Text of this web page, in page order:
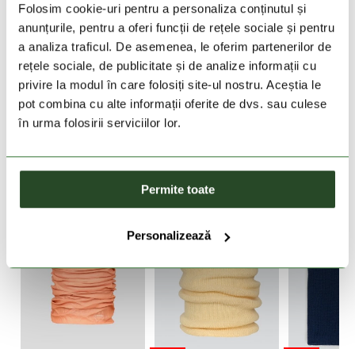
Folosim cookie-uri pentru a personaliza conținutul și
anunțurile, pentru a oferi funcții de rețele sociale și pentru
a analiza traficul. De asemenea, le oferim partenerilor de
rețele sociale, de publicitate și de analize informații cu
privire la modul în care folosiți site-ul nostru. Aceștia le
pot combina cu alte informații oferite de dvs. sau culese
în urma folosirii serviciilor lor.
Permite toate
Personalizează
DESCRIEREA PRODUSULUI
DETALII PRODUS
livrare in 2-3 zile lucratoare
PRODUSE SIMILARE